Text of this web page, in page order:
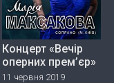
Концерт «Вечір
оперних прем’єр»
11 червня 2019